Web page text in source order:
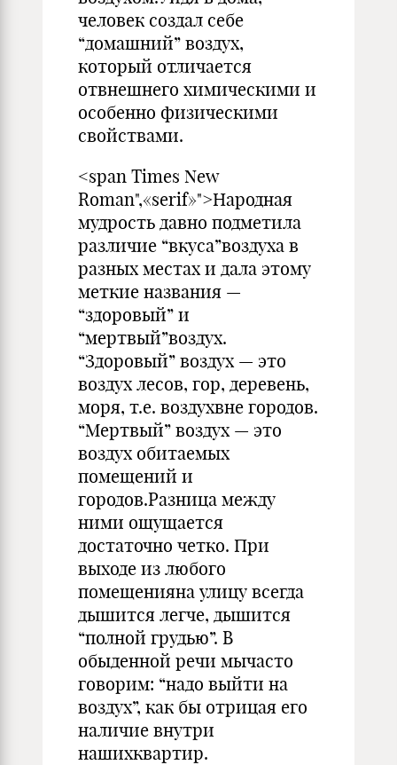
человек создал себе
“домашний” воздух,
который отличается
отвнешнего химическими и
особенно физическими
свойствами.
<span Times New
Roman",«serif»">Народная
мудрость давно подметила
различие “вкуса”воздуха в
разных местах и дала этому
меткие названия —
“здоровый” и
“мертвый”воздух.
“Здоровый” воздух — это
воздух лесов, гор, деревень,
моря, т.е. воздухвне городов.
“Мертвый” воздух — это
воздух обитаемых
помещений и
городов.Разница между
ними ощущается
достаточно четко. При
выходе из любого
помещенияна улицу всегда
дышится легче, дышится
“полной грудью”. В
обыденной речи мычасто
говорим: “надо выйти на
воздух”, как бы отрицая его
наличие внутри
нашихквартир.